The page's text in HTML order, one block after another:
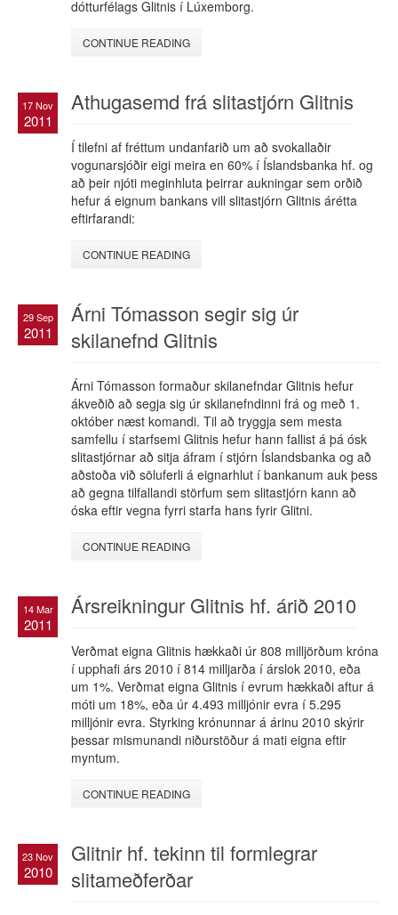
dótturfélags Glitnis í Lúxemborg.
CONTINUE READING
17 Nov
2011
Athugasemd frá slitastjórn Glitnis
Í tilefni af fréttum undanfarið um að svokallaðir
vogunarsjóðir eigi meira en 60% í Íslandsbanka hf. og
að þeir njóti meginhluta þeirrar aukningar sem orðið
hefur á eignum bankans vill slitastjórn Glitnis árétta
eftirfarandi:
CONTINUE READING
29 Sep
2011
Árni Tómasson segir sig úr
skilanefnd Glitnis
Árni Tómasson formaður skilanefndar Glitnis hefur
ákveðið að segja sig úr skilanefndinni frá og með 1.
október næst komandi. Til að tryggja sem mesta
samfellu í starfsemi Glitnis hefur hann fallist á þá ósk
slitastjórnar að sitja áfram í stjórn Íslandsbanka og að
aðstoða við söluferli á eignarhlut í bankanum auk þess
að gegna tilfallandi störfum sem slitastjórn kann að
óska eftir vegna fyrri starfa hans fyrir Glitni.
CONTINUE READING
14 Mar
2011
Ársreikningur Glitnis hf. árið 2010
Verðmat eigna Glitnis hækkaði úr 808 milljörðum króna
í upphafi árs 2010 í 814 milljarða í árslok 2010, eða
um 1%. Verðmat eigna Glitnis í evrum hækkaði aftur á
móti um 18%, eða úr 4.493 milljónir evra í 5.295
milljónir evra. Styrking krónunnar á árinu 2010 skýrir
þessar mismunandi niðurstöður á mati eigna eftir
myntum.
CONTINUE READING
23 Nov
2010
Glitnir hf. tekinn til formlegrar
slitameðferðar